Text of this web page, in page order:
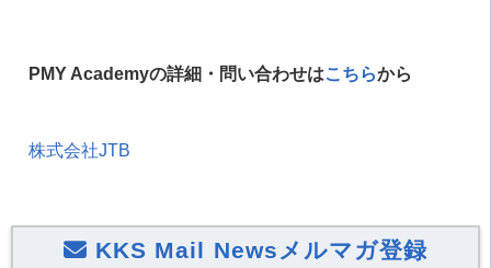
PMY Academyの詳細・問い合わせはこちらから
株式会社JTB
KKS Mail Newsメルマガ登録